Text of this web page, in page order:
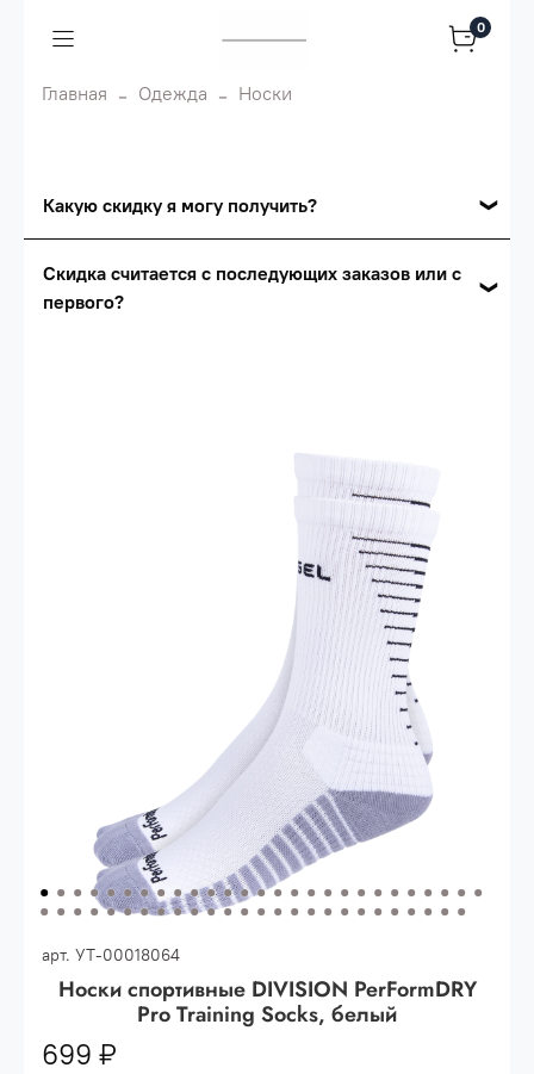
0
Главная Одежда Носки
Какую скидку я могу получить?
Сумма скидки зависит от стоимости вашего
сумма всех заказов за 6 месяцев -
30.000 рублей.
- сумма всех заказов за 6 месяцев
- сумма всех заказов за 6 месяцев
200.000 рублей.
сумма всех заказов за 6 месяцев -
400.000 рублей.
Скидка считается с последующих заказов или с
первого?
арт. УТ-00018064
Носки спортивные DIVISION PerFormDRY
Pro Training Socks, белый
699 ₽